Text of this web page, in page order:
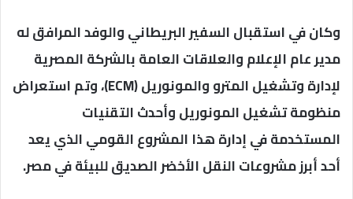
وكان في استقبال السفير البريطاني والوفد المرافق له
مدير عام الإعلام والعلاقات العامة بالشركة المصرية
لإدارة وتشغيل المترو والمونوريل (ECM)، وتم استعراض
منظومة تشغيل المونوريل وأحدث التقنيات
المستخدمة في إدارة هذا المشروع القومي الذي يعد
أحد أبرز مشروعات النقل الأخضر الصديق للبيئة في مصر.